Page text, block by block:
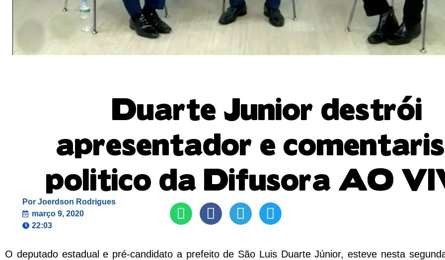
Duarte Junior destrói
apresentador e
politico da Difusora AO
Por Joerdson Rodrigues
março 9, 2020
22:03
O deputado estadual e pré-candidato a prefeito de São Luis Duarte Júnior, esteve nesta